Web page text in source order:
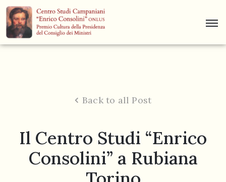
Centro
Museo
Curiosità
Back to all Post
Il Centro Studi “Enrico
Consolini” a Rubiana